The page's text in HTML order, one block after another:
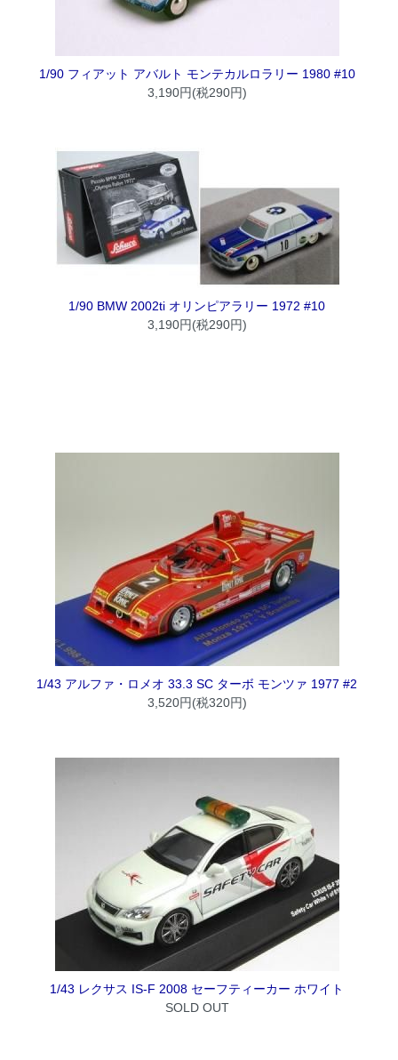
1/90 フィアット アバルト モンテカルロラリー 1980 #10
3,190円(税290円)
1/90 BMW 2002ti オリンピアラリー 1972 #10
3,190円(税290円)
1/43 アルファ・ロメオ 33.3 SC ターボ モンツァ 1977 #2
3,520円(税320円)
1/43 レクサス IS-F 2008 セーフティーカー ホワイト
SOLD OUT